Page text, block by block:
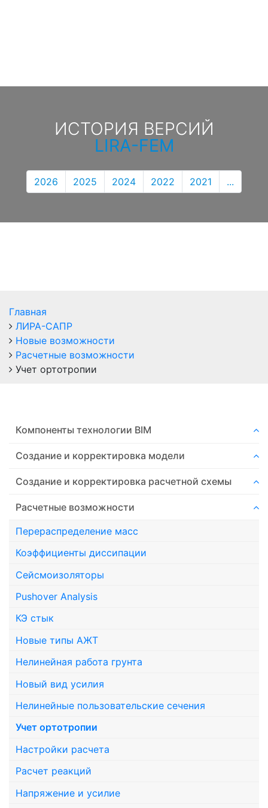
ИСТОРИЯ ВЕРСИЙ
LIRA-FEM
2026 2025 2024 2022 2021 ...
Главная
ЛИРА-САПР
Новые возможности
Расчетные возможности
Учет ортотропии
Компоненты технологии ВIM
Создание и корректировка модели
Создание и корректировка расчетной схемы
Расчетные возможности
Перераспределение масс
Коэффициенты диссипации
Сейсмоизоляторы
Pushover Analysis
КЭ стык
Новые типы АЖТ
Нелинейная работа грунта
Новый вид усилия
Нелинейные пользовательские сечения
Учет ортотропии
Настройки расчета
Расчет реакций
Напряжение и усилие